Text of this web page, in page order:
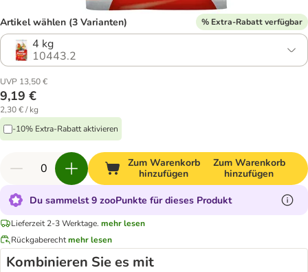
Artikel wählen (3 Varianten) % Extra-Rabatt verfügbar
4 kg
10443.2
UVP 13,50 €
9,19 €
2,30 € / kg
-10% Extra-Rabatt aktivieren
Zum Warenkorb
hinzufügen
Zum Warenkorb
hinzufügen
Du sammelst 9 zooPunkte für dieses Produkt
Lieferzeit 2-3 Werktage. mehr lesen
Rückgaberechtmehr lesen
Kombinieren Sie es mit